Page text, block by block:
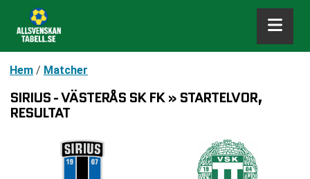
Hem / Matcher
SIRIUS - VÄSTERÅS SK FK » STARTELVOR,
RESULTAT